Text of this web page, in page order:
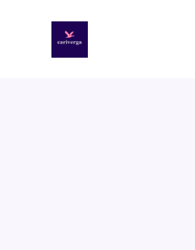
содержимому